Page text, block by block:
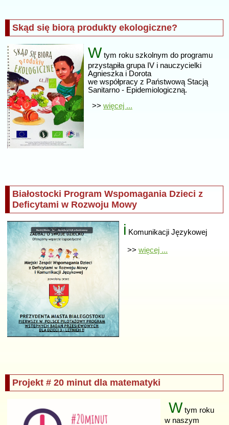
Skąd się biorą produkty ekologiczne?
W tym roku szkolnym do programu
przystąpiła grupa IV i nauczycielki
Agnieszka i Dorota
we współpracy z Państwową Stacją
Sanitarno - Epidemiologiczną.
>> więcej ...
Białostocki Program Wspomagania Dzieci z
Deficytami w Rozwoju Mowy
i Komunikacji Językowej
>> więcej ...
Projekt # 20 minut dla matematyki
W tym roku
w naszym